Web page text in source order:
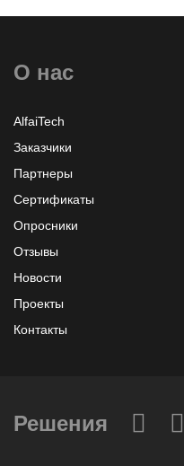
О нас
AlfaiTech
Заказчики
Партнеры
Сертификаты
Опросники
Отзывы
Новости
Проекты
Контакты
Решения